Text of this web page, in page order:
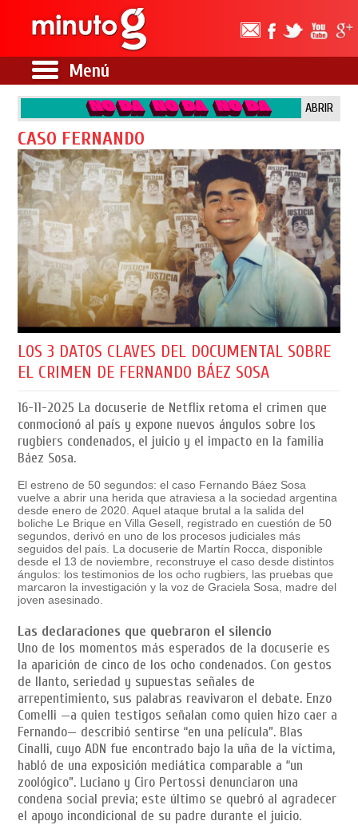
Menú
ABRIR
CASO FERNANDO
LOS 3 DATOS CLAVES DEL DOCUMENTAL SOBRE
EL CRIMEN DE FERNANDO BÁEZ SOSA
16-11-2025 La docuserie de Netflix retoma el crimen que
conmocionó al país y expone nuevos ángulos sobre los
rugbiers condenados, el juicio y el impacto en la familia
Báez Sosa.
El estreno de 50 segundos: el caso Fernando Báez Sosa
vuelve a abrir una herida que atraviesa a la sociedad argentina
desde enero de 2020. Aquel ataque brutal a la salida del
boliche Le Brique en Villa Gesell, registrado en cuestión de 50
segundos, derivó en uno de los procesos judiciales más
seguidos del país. La docuserie de Martín Rocca, disponible
desde el 13 de noviembre, reconstruye el caso desde distintos
ángulos: los testimonios de los ocho rugbiers, las pruebas que
marcaron la investigación y la voz de Graciela Sosa, madre del
joven asesinado.
Las declaraciones que quebraron el silencio
Uno de los momentos más esperados de la docuserie es
la aparición de cinco de los ocho condenados. Con gestos
de llanto, seriedad y supuestas señales de
arrepentimiento, sus palabras reavivaron el debate. Enzo
Comelli —a quien testigos señalan como quien hizo caer a
Fernando— describió sentirse “en una película”. Blas
Cinalli, cuyo ADN fue encontrado bajo la uña de la víctima,
habló de una exposición mediática comparable a “un
zoológico”. Luciano y Ciro Pertossi denunciaron una
condena social previa; este último se quebró al agradecer
el apoyo incondicional de su padre durante el juicio.